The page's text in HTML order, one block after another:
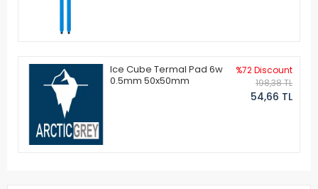
Ice Cube Termal Pad 6w
0.5mm 50x50mm
%72 Discount
198,38 TL
54,66 TL